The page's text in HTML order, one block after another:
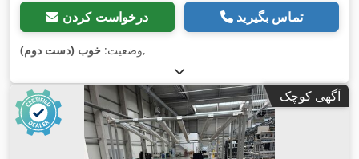
درخواست کردن تماس بگیرید
وضعیت: خوب (دست دوم) ,
آگهی کوچک